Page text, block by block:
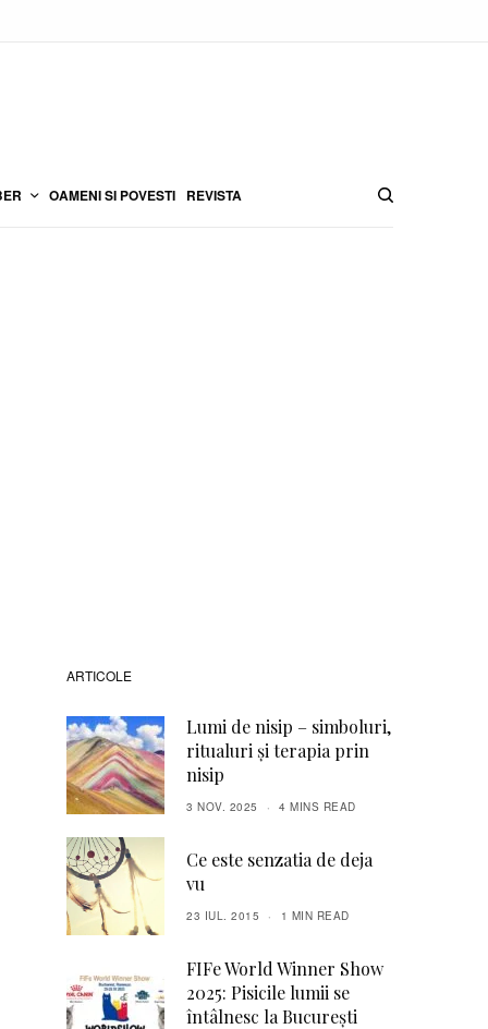
OAMENI SI POVESTI REVISTA
ARTICOLE
Lumi de nisip – simboluri,
ritualuri și terapia prin
nisip
3 NOV. 2025 4 MINS READ
Ce este senzatia de deja
vu
23 IUL. 2015 1 MIN READ
FIFe World Winner Show
2025: Pisicile lumii se
întâlnesc la București